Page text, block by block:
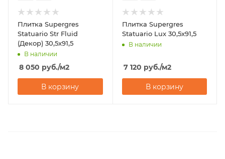
Плитка Supergres
Statuario Str Fluid
(Декор) 30,5x91,5
В наличии
8 050 руб./м2
В корзину
Плитка Supergres
Statuario Lux 30,5x91,5
В наличии
7 120 руб./м2
В корзину